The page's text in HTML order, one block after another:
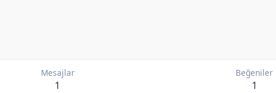
Mesajlar
1
Beğeniler
1